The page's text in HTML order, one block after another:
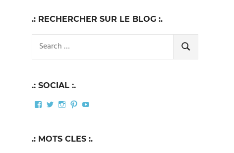
.: RECHERCHER SUR LE BLOG :.
for:
SEARCH
.: SOCIAL :.
Facebook
TwitterInstagram
PinterestYouTube
.: MOTS CLES :.